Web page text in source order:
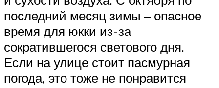
последний месяц зимы – опасное
время для юкки из-за
сократившегося светового дня.
Если на улице стоит пасмурная
погода, это тоже не понравится